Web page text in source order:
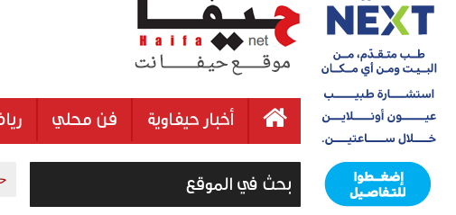
أخبار حيفاوية فن محلي
بحث في الموقع